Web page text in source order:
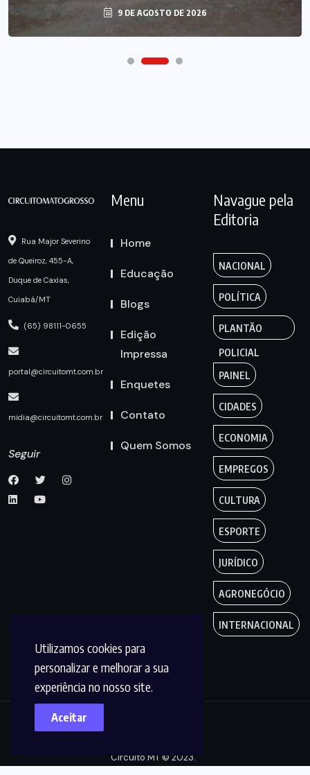
Utilizamos cookies para
personalizar e melhorar a sua
experiência no nosso site.
Aceitar
9 DE AGOSTO DE 2026
Rua Major Severino
de Queiroz, 455-A,
Duque de Caxias,
Cuiabá/MT
(65) 98111-0655
portal@circuitomt.com.br
midia@circuitomt.com.br
Seguir
Menu
Home
Educação
Blogs
Edição
Impressa
Enquetes
Contato
Quem Somos
Navague pela
Editoria
NACIONAL
POLÍTICA
PLANTÃO
POLICIAL
PAINEL
CIDADES
ECONOMIA
EMPREGOS
CULTURA
ESPORTE
JURÍDICO
AGRONEGÓCIO
INTERNACIONAL
Circuito MT © 2023.